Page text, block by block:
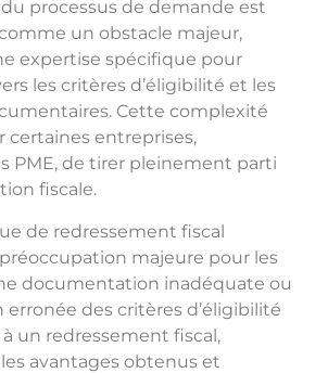
processus de demande est
un obstacle majeur,
expertise spécifique pour
les critères d’éligibilité et les
Cette complexité
certaines entreprises,
PME, de tirer pleinement parti
fiscale.
de redressement fiscal
majeure pour les
documentation inadéquate ou
erronée des critères d’éligibilité
un redressement fiscal,
avantages obtenus et